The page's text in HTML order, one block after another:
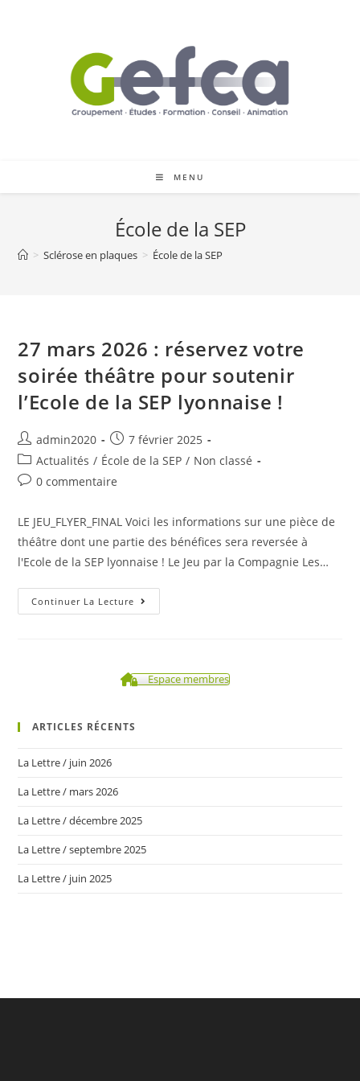
MENU
École de la SEP
> Sclérose en plaques > École de la SEP
27 mars 2026 : réservez votre
soirée théâtre pour soutenir
l’Ecole de la SEP lyonnaise !
Auteur/autrice
de
la
publication :
admin2020
Post
published:
7 février 2025
Post
category:
Actualités / École de la SEP / Non classé
Post0 commentaire
LE JEU_FLYER_FINAL Voici les informations sur une pièce de
théâtre dont une partie des bénéfices sera reversée à
l'Ecole de la SEP lyonnaise ! Le Jeu par la Compagnie Les…
Continuer La Lecture 27
Mars
Théâtre
Pour
De
Espace membres
ARTICLES RÉCENTS
La Lettre / juin 2026
La Lettre / mars 2026
La Lettre / décembre 2025
La Lettre / septembre 2025
La Lettre / juin 2025